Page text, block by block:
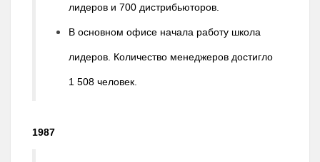
лидеров и 700 дистрибьюторов.
В основном офисе начала работу школа
лидеров. Количество менеджеров достигло
1 508 человек.
1987